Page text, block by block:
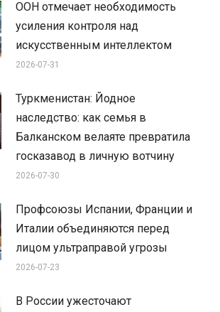
ООН отмечает необходимость
усиления контроля над
искусственным интеллектом
2026-07-31
Туркменистан: Йодное
наследство: как семья в
Балканском велаяте превратила
госказавод в личную вотчину
2026-07-30
Профсоюзы Испании, Франции и
Италии объединяются перед
лицом ультраправой угрозы
2026-07-23
В России ужесточают